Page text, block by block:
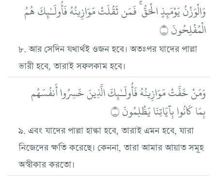
وَالْوَزْنُ يَوْمَئِذٍ الْحَقُّ ۚ فَمَن ثَقُلَتْ مَوَازِينُهُ فَأُولَـٰئِكَ هُمُ
الْمُفْلِحُونَ ۝
৮. আর সেদিন যথার্থই ওজন হবে। অতঃপর যাদের পাল্লা
ভারী হবে, তারাই সফলকাম হবে।
وَمَنْ خَفَّتْ مَوَازِينُهُ فَأُولَـٰئِكَ الَّذِينَ خَسِرُوا أَنفُسَهُم
بِمَا كَانُوا بِآيَاتِنَا يَظْلِمُونَ ۝
৯. এবং যাদের পাল্লা হাল্কা হবে, তারাই এমন হবে, যারা
নিজেদের ক্ষতি করেছে। কেননা, তারা আমার আয়াত সমূহ
অস্বীকার করতো।